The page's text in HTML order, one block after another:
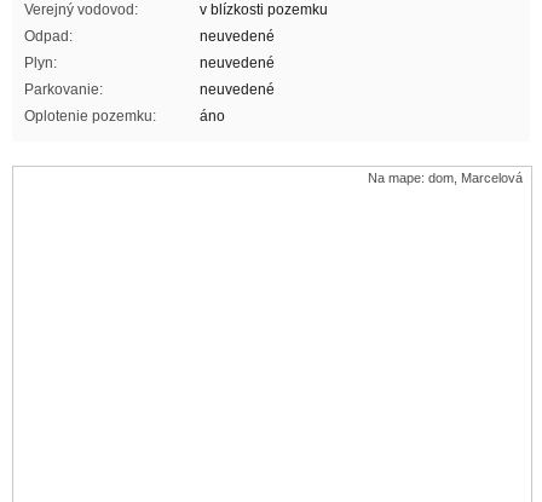
Verejný vodovod:
v blízkosti pozemku
Odpad:
neuvedené
Plyn:
neuvedené
Parkovanie:
neuvedené
Oplotenie pozemku:
áno
Na mape: dom, Marcelová